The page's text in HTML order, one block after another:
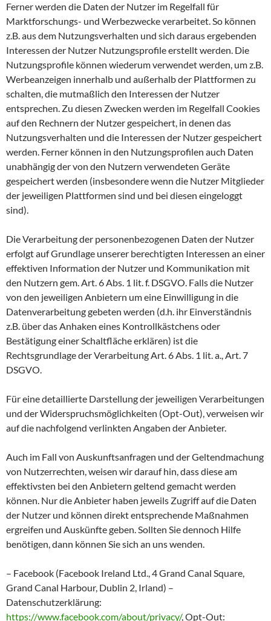
Ferner werden die Daten der Nutzer im Regelfall für
Marktforschungs- und Werbezwecke verarbeitet. So können
z.B. aus dem Nutzungsverhalten und sich daraus ergebenden
Interessen der Nutzer Nutzungsprofile erstellt werden. Die
Nutzungsprofile können wiederum verwendet werden, um z.B.
Werbeanzeigen innerhalb und außerhalb der Plattformen zu
schalten, die mutmaßlich den Interessen der Nutzer
entsprechen. Zu diesen Zwecken werden im Regelfall Cookies
auf den Rechnern der Nutzer gespeichert, in denen das
Nutzungsverhalten und die Interessen der Nutzer gespeichert
werden. Ferner können in den Nutzungsprofilen auch Daten
unabhängig der von den Nutzern verwendeten Geräte
gespeichert werden (insbesondere wenn die Nutzer Mitglieder
der jeweiligen Plattformen sind und bei diesen eingeloggt
sind).
Die Verarbeitung der personenbezogenen Daten der Nutzer
erfolgt auf Grundlage unserer berechtigten Interessen an einer
effektiven Information der Nutzer und Kommunikation mit
den Nutzern gem. Art. 6 Abs. 1 lit. f. DSGVO. Falls die Nutzer
von den jeweiligen Anbietern um eine Einwilligung in die
Datenverarbeitung gebeten werden (d.h. ihr Einverständnis
z.B. über das Anhaken eines Kontrollkästchens oder
Bestätigung einer Schaltfläche erklären) ist die
Rechtsgrundlage der Verarbeitung Art. 6 Abs. 1 lit. a., Art. 7
DSGVO.
Für eine detaillierte Darstellung der jeweiligen Verarbeitungen
und der Widerspruchsmöglichkeiten (Opt-Out), verweisen wir
auf die nachfolgend verlinkten Angaben der Anbieter.
Auch im Fall von Auskunftsanfragen und der Geltendmachung
von Nutzerrechten, weisen wir darauf hin, dass diese am
effektivsten bei den Anbietern geltend gemacht werden
können. Nur die Anbieter haben jeweils Zugriff auf die Daten
der Nutzer und können direkt entsprechende Maßnahmen
ergreifen und Auskünfte geben. Sollten Sie dennoch Hilfe
benötigen, dann können Sie sich an uns wenden.
– Facebook (Facebook Ireland Ltd., 4 Grand Canal Square,
Grand Canal Harbour, Dublin 2, Irland) –
Datenschutzerklärung:
https://www.facebook.com/about/privacy/, Opt-Out: